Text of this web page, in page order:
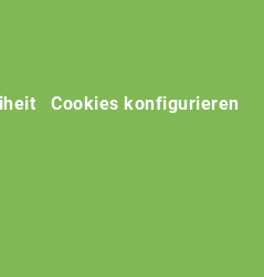
Cookies konfigurieren